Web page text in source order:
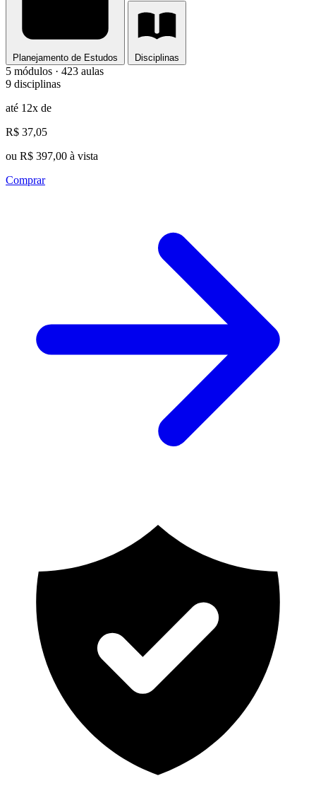
Planejamento de Estudos Disciplinas
5 módulos · 423 aulas
9 disciplinas
até 12x de
R$ 37,05
ou R$ 397,00 à vista
Comprar